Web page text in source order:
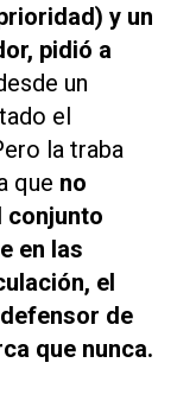
y un
pidió a
un
el
la traba
que no
conjunto
en las
el
de
que nunca.